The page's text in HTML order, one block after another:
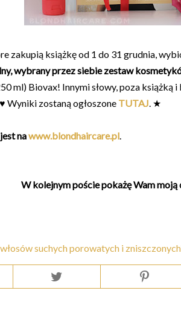
zakupią książkę od 1 do 31 grudnia,
wybrany przez siebie zestaw
ml) Biovax! Innymi słowy, poza książką
Wyniki zostaną ogłoszone TUTAJ . ★
nawww.blondhaircare.pl
W kolejnym poście pokażę Wam moją
suchych porowatych i